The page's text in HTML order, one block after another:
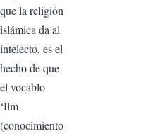
que la reli­gión
islámica da al
intelecto, es el
hecho de que
el vocablo
‘Ilm
(conocimiento